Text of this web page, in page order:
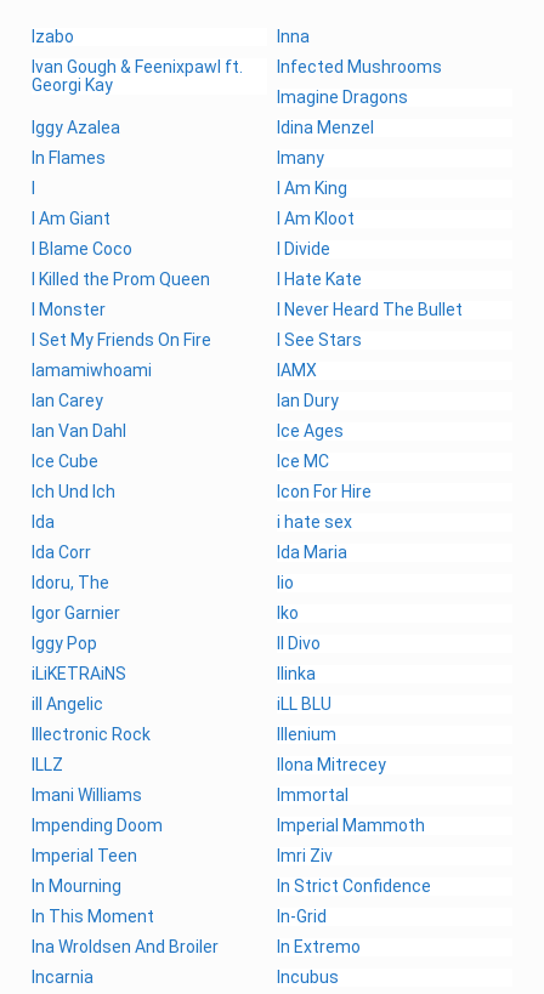
Izabo
Inna
Ivan Gough & Feenixpawl ft.
Georgi Kay
Infected Mushrooms
Imagine Dragons
Iggy Azalea
Idina Menzel
In Flames
Imany
I Am King
I Am Giant
I Am Kloot
I Blame Coco
I Divide
I Killed the Prom Queen
I Hate Kate
I Monster
I Never Heard The Bullet
I Set My Friends On Fire
I See Stars
Iamamiwhoami
IAMX
Ian Carey
Ian Dury
Ian Van Dahl
Ice Ages
Ice Cube
Ice MC
Ich Und Ich
Icon For Hire
Ida
i hate sex
Ida Corr
Ida Maria
Idoru, The
Iio
Igor Garnier
Iko
Iggy Pop
Il Divo
iLiKETRAiNS
Ilinka
ill Angelic
iLL BLU
Illectronic Rock
Illenium
ILLZ
Ilona Mitrecey
Imani Williams
Immortal
Impending Doom
Imperial Mammoth
Imperial Teen
Imri Ziv
In Mourning
In Strict Confidence
In This Moment
In-Grid
Ina Wroldsen And Broiler
In Extremo
Incarnia
Incubus